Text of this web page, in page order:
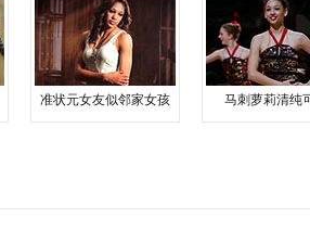
准状元女友似邻家女孩 马刺萝莉清纯